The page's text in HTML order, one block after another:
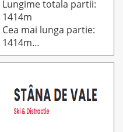
Lungime totala partii:
1414m
Cea mai lunga partie:
1414m
Altitudine: 725m-485m